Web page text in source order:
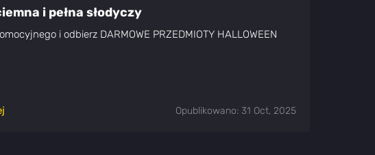
i pełna słodyczy
i odbierz DARMOWE PRZEDMIOTY HALLOWEEN
Opublikowano: 31 Oct, 2025